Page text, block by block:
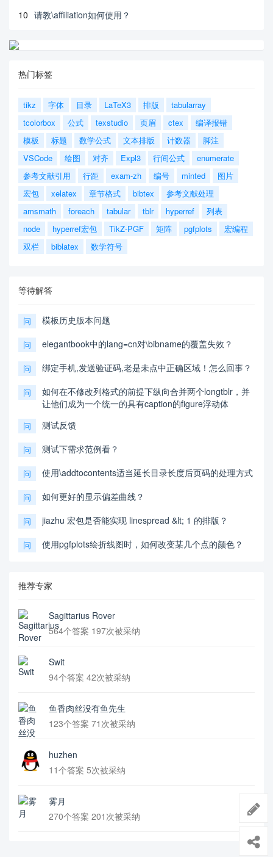
10 请教\affiliation如何使用？
热门标签
tikz 字体 目录 LaTeX3 排版
tabularray
tcolorbox
公式 texstudio 页眉 ctex
编译报错
模板
标题 数学公式 文本排版 计数器
脚注
VSCode
绘图 对齐 Expl3 行间公式
enumerate
参考文献引用
行距 exam-zh 编号 minted
图片
宏包
xelatex 章节格式 bibtex
参考文献处理
amsmath
foreach tabular tblr hyperref
列表
node
hyperref宏包 TikZ-PGF 矩阵 pgfplots
宏编程
双栏
biblatex 数学符号
等待解答
问 模板历史版本问题
问 elegantbook中的lang=cn对\bibname的覆盖失效？
问 绑定手机,发送验证码,老是未点中正确区域！怎么回事？
问
如何在不修改列格式的前提下纵向合并两个longtblr，并
让他们成为一个统一的具有caption的figure浮动体
问 测试反馈
问 测试下需求范例看？
问 使用\addtocontents适当延长目录长度后页码的处理方式
问 如何更好的显示偏差曲线？
问 jiazhu 宏包是否能实现 linespread &lt; 1 的排版？
问 使用pgfplots绘折线图时，如何改变某几个点的颜色？
推荐专家
Sagittarius Rover
564个答案 197次被采纳
Swit
94个答案 42次被采纳
鱼香肉丝没有鱼先生
123个答案 71次被采纳
huzhen
11个答案 5次被采纳
雾月
270个答案 201次被采纳